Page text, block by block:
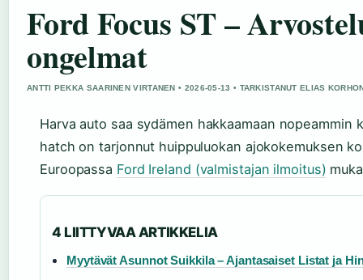
Ford Focus ST –
ongelmat
ANTTI PEKKA SAARINEN VIRTANEN • 2026-05-13 • TARKISTANUT ELIAS
Harva auto saa sydämen hakkaamaan
hatch on tarjonnut huippuluokan ajokokemuksen
Euroopassa Ford Ireland (valmistajan ilmoitus)
4 LIITTYVAA ARTIKKELIA
Myytävät Asunnot Suikkila – Ajantasaiset Listat ja